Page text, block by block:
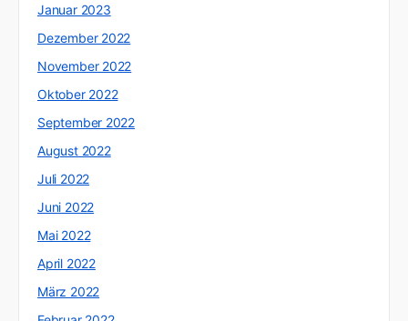
Januar 2023
Dezember 2022
November 2022
Oktober 2022
September 2022
August 2022
Juli 2022
Juni 2022
Mai 2022
April 2022
März 2022